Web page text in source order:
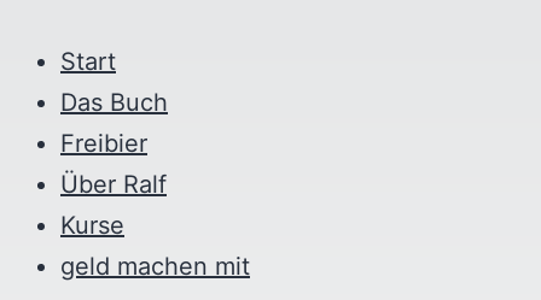
Start
Das Buch
Freibier
Über Ralf
Kurse
geld machen mit